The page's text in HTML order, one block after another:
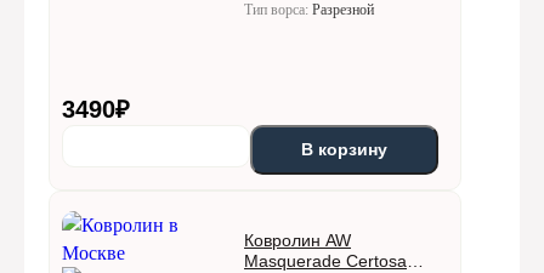
Тип ворса: Разрезной
3490₽
В корзину
Ковролин AW
Masquerade Certosa